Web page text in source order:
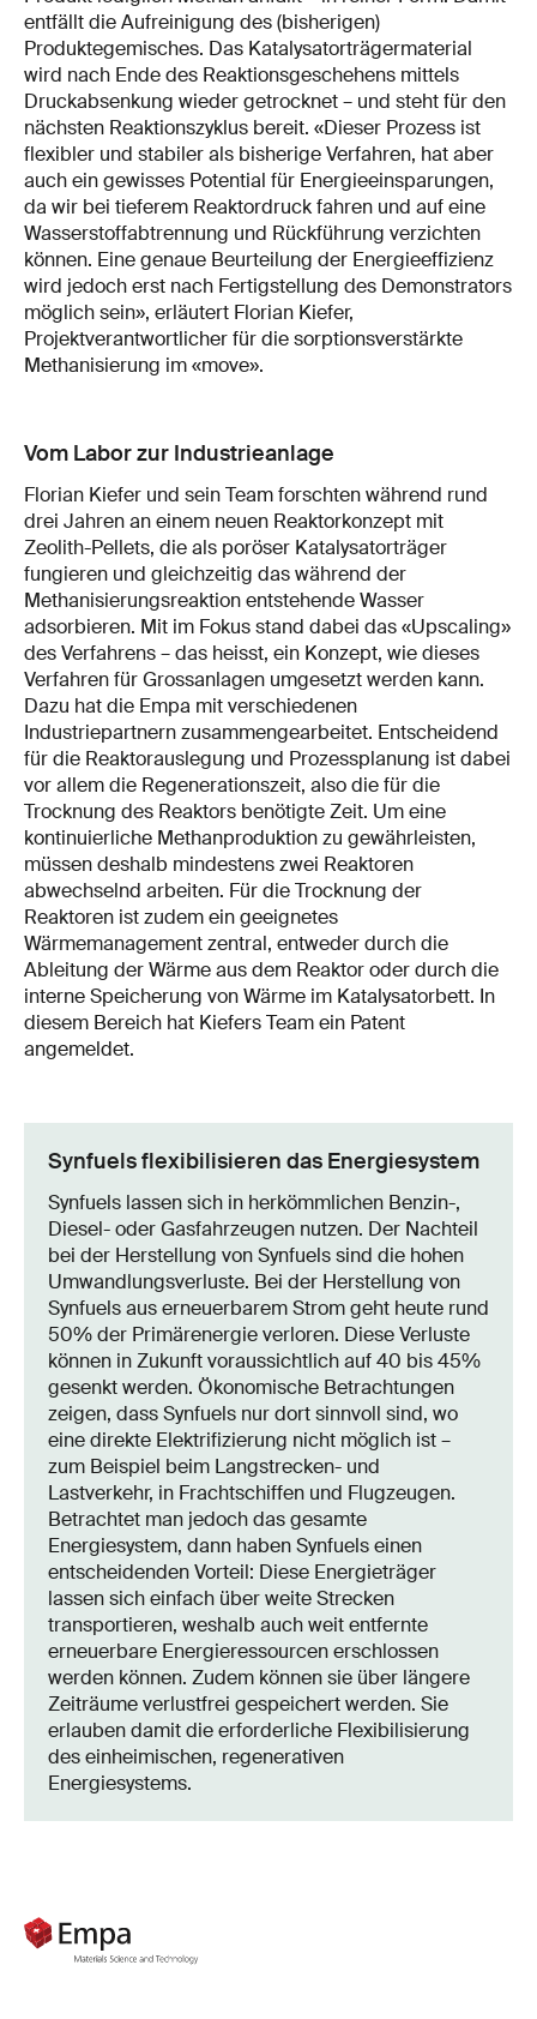
entfällt die Aufreinigung des (bisherigen)
Produktegemisches. Das Katalysatorträgermaterial
wird nach Ende des Reaktionsgeschehens mittels
Druckabsenkung wieder getrocknet – und steht für den
nächsten Reaktionszyklus bereit. «Dieser Prozess ist
flexibler und stabiler als bisherige Verfahren, hat aber
auch ein gewisses Potential für Energieeinsparungen,
da wir bei tieferem Reaktordruck fahren und auf eine
Wasserstoffabtrennung und Rückführung verzichten
können. Eine genaue Beurteilung der Energieeffizienz
wird jedoch erst nach Fertigstellung des Demonstrators
möglich sein», erläutert Florian Kiefer,
Projektverantwortlicher für die sorptionsverstärkte
Methanisierung im «move».
Vom Labor zur Industrieanlage
Florian Kiefer und sein Team forschten während rund
drei Jahren an einem neuen Reaktorkonzept mit
Zeolith-Pellets, die als poröser Katalysatorträger
fungieren und gleichzeitig das während der
Methanisierungsreaktion entstehende Wasser
adsorbieren. Mit im Fokus stand dabei das «Upscaling»
des Verfahrens – das heisst, ein Konzept, wie dieses
Verfahren für Grossanlagen umgesetzt werden kann.
Dazu hat die Empa mit verschiedenen
Industriepartnern zusammengearbeitet. Entscheidend
für die Reaktorauslegung und Prozessplanung ist dabei
vor allem die Regenerationszeit, also die für die
Trocknung des Reaktors benötigte Zeit. Um eine
kontinuierliche Methanproduktion zu gewährleisten,
müssen deshalb mindestens zwei Reaktoren
abwechselnd arbeiten. Für die Trocknung der
Reaktoren ist zudem ein geeignetes
Wärmemanagement zentral, entweder durch die
Ableitung der Wärme aus dem Reaktor oder durch die
interne Speicherung von Wärme im Katalysatorbett. In
diesem Bereich hat Kiefers Team ein Patent
angemeldet.
Synfuels flexibilisieren das Energiesystem
Synfuels lassen sich in herkömmlichen Benzin-,
Diesel- oder Gasfahrzeugen nutzen. Der Nachteil
bei der Herstellung von Synfuels sind die hohen
Umwandlungsverluste. Bei der Herstellung von
Synfuels aus erneuerbarem Strom geht heute rund
50% der Primärenergie verloren. Diese Verluste
können in Zukunft voraussichtlich auf 40 bis 45%
gesenkt werden. Ökonomische Betrachtungen
zeigen, dass Synfuels nur dort sinnvoll sind, wo
eine direkte Elektrifizierung nicht möglich ist –
zum Beispiel beim Langstrecken- und
Lastverkehr, in Frachtschiffen und Flugzeugen.
Betrachtet man jedoch das gesamte
Energiesystem, dann haben Synfuels einen
entscheidenden Vorteil: Diese Energieträger
lassen sich einfach über weite Strecken
transportieren, weshalb auch weit entfernte
erneuerbare Energieressourcen erschlossen
werden können. Zudem können sie über längere
Zeiträume verlustfrei gespeichert werden. Sie
erlauben damit die erforderliche Flexibilisierung
des einheimischen, regenerativen
Energiesystems.